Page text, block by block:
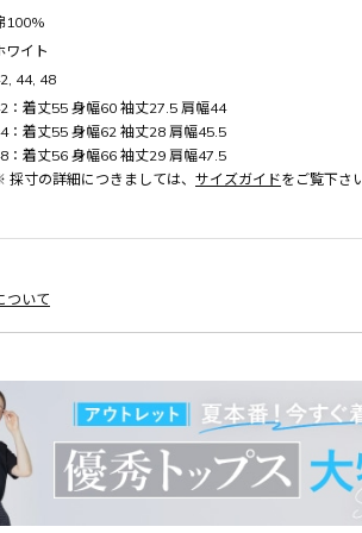
100%
ワイト
44, 48
：着丈55 身幅60 袖丈27.5 肩幅44
：着丈55 身幅62 袖丈28 肩幅45.5
：着丈56 身幅66 袖丈29 肩幅47.5
採寸の詳細につきましては、 サイズガイドをご覧下さ
ついて